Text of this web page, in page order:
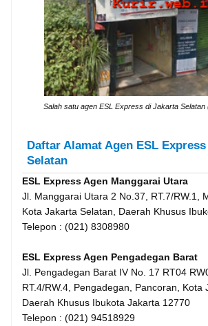
Salah satu agen ESL Express di Jakarta Selatan
Daftar Alamat Agen ESL
Selatan
ESL Express Agen Manggarai Utara
Jl. Manggarai Utara 2 No.37, RT.7/RW.1,
Kota Jakarta Selatan, Daerah Khusus
Telepon : (021) 8308980
ESL Express Agen Pengadegan Barat
Jl. Pengadegan Barat IV No. 17 RT04
RT.4/RW.4, Pengadegan, Pancoran, Kota
Daerah Khusus Ibukota Jakarta 12770
Telepon : (021) 94518929